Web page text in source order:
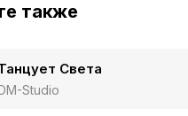
также
Света
Studio